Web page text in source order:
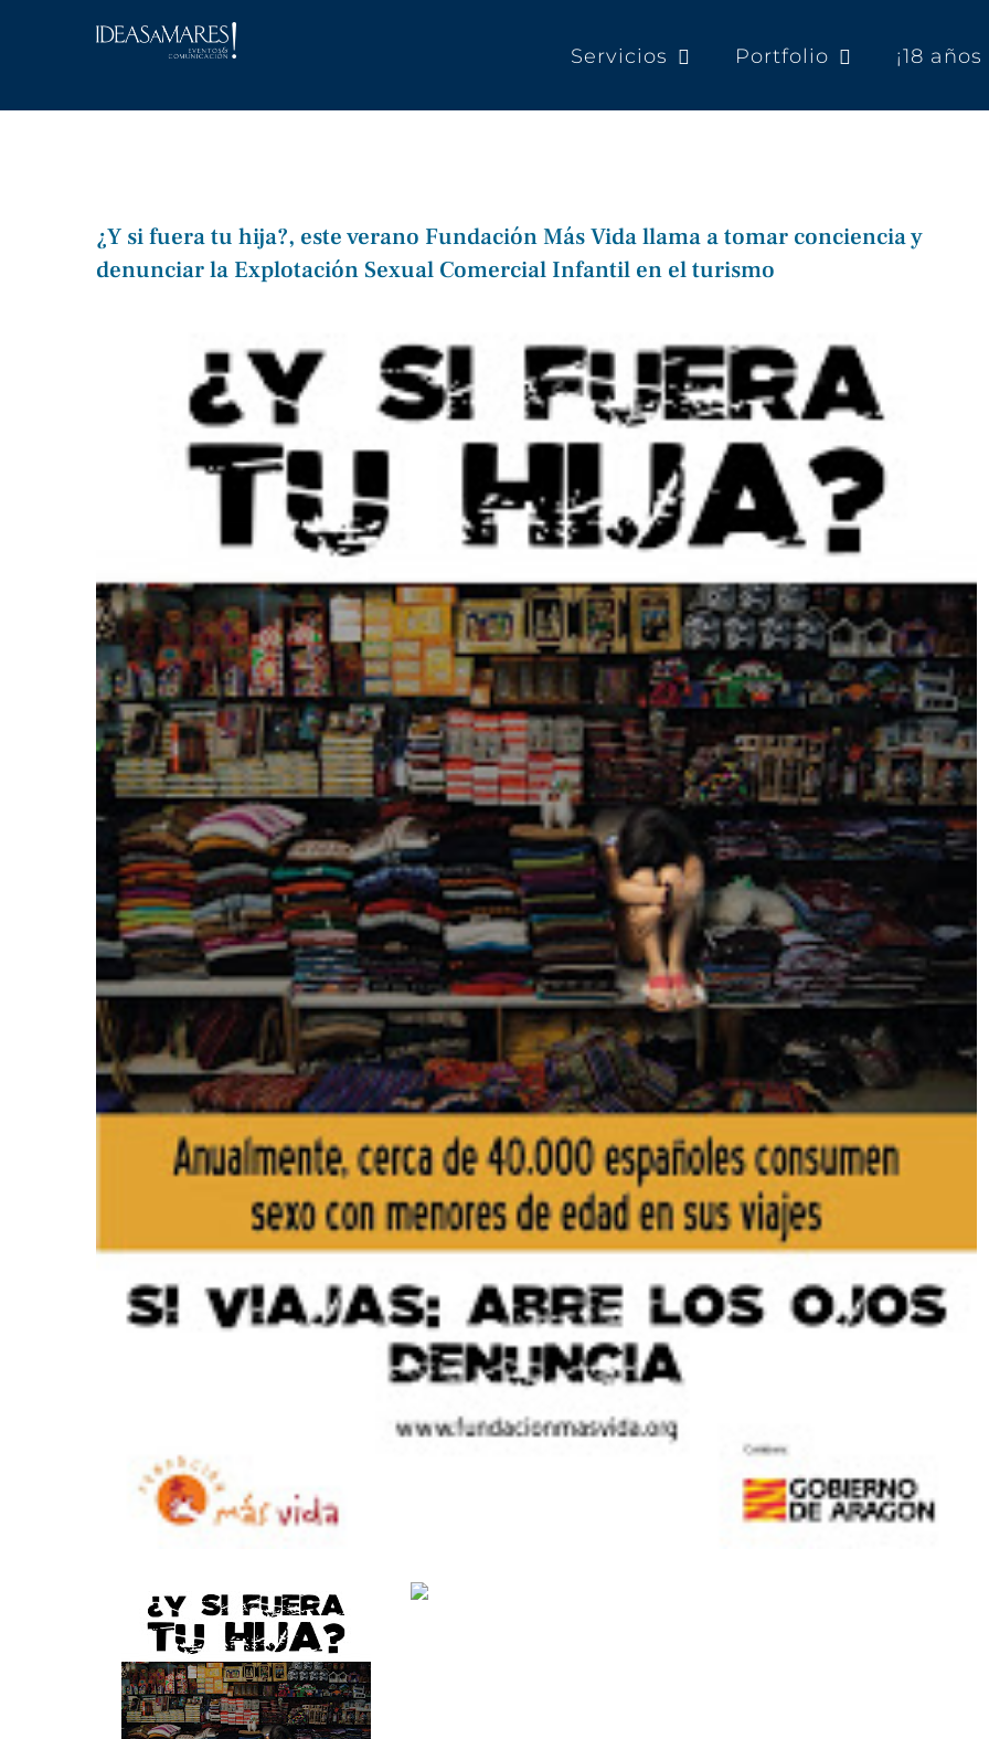
Servicios Portfolio ¡18
¿Y si fuera tu hija?, este verano Fundación Más Vida llama a tomar conciencia y
denunciar la Explotación Sexual Comercial Infantil en el turismo